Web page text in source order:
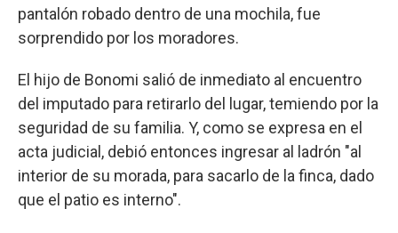
pantalón robado dentro de una mochila, fue
sorprendido por los moradores.
El hijo de Bonomi salió de inmediato al encuentro
del imputado para retirarlo del lugar, temiendo por la
seguridad de su familia. Y, como se expresa en el
acta judicial, debió entonces ingresar al ladrón "al
interior de su morada, para sacarlo de la finca, dado
que el patio es interno".